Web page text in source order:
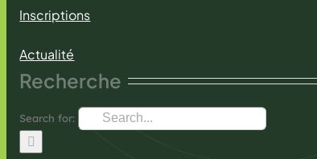
Inscriptions
Actualité
Recherche
Search for: